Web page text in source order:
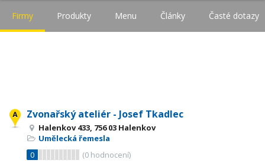
Firmy Produkty Menu Články Časté dotazy
Zvonařský ateliér - Josef Tkadlec
Halenkov 433, 756 03 Halenkov
Umělecká řemesla
0
(0 hodnocení)